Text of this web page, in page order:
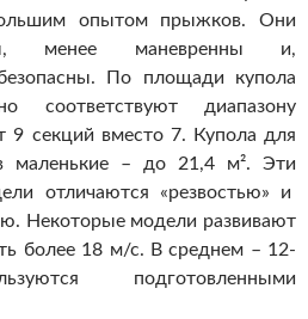
опытом прыжков. Они
менее маневренны и,
По площади купола
соответствуют диапазону
9 секций вместо 7. Купола для
маленькие – до 21,4 м². Эти
отличаются «резвостью» и
Некоторые модели развивают
более 18 м/с. В среднем – 12-
подготовленными